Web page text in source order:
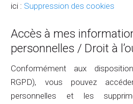
ici : Suppression des cookies
Accès à mes
personnelles / Droit à
Conformément aux
RGPD), vous pouvez
personnelles et les